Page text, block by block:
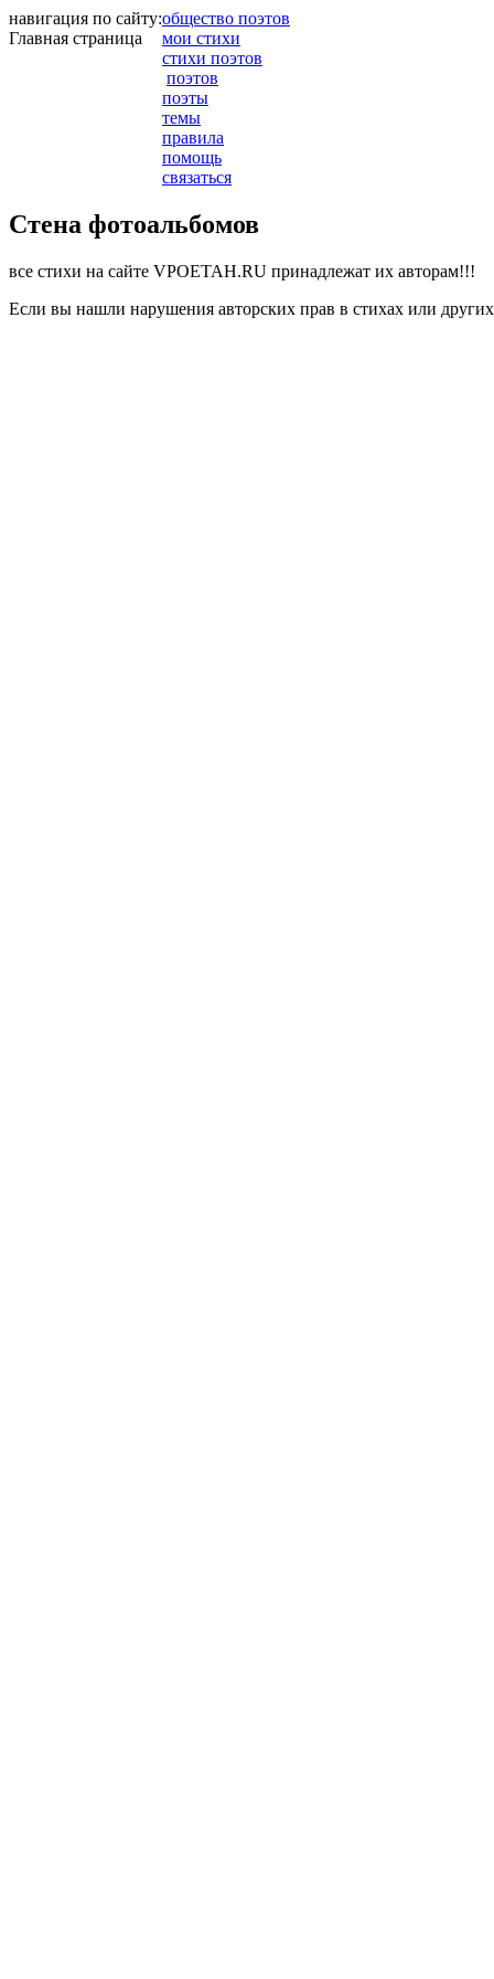
навигация по сайту:
Главная страница
общество поэтов
мои стихи
стихи поэтов
поэтов
поэты
темы
правила
помощь
связаться
Стена фотоальбомов
все стихи на сайте VPOETAH.RU принадлежат их авторам!!!
Если вы нашли нарушения авторских прав в стихах или